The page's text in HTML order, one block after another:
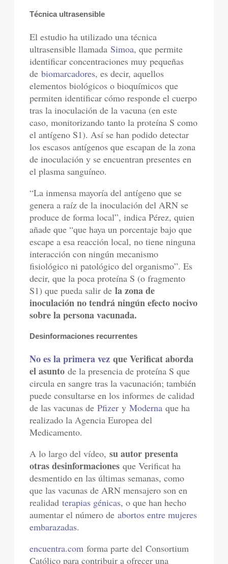
Técnica ultrasensible
El estudio ha utilizado una técnica
ultrasensible llamada Simoa, que permite
identificar concentraciones muy pequeñas
debiomarcadores, es decir, aquellos
elementos biológicos o bioquímicos que
permiten identificar cómo responde el cuerpo
tras la inoculación de la vacuna (en este
caso, monitorizando tanto la proteína S como
el antígeno S1). Así se han podido detectar
los escasos antígenos que escapan de la zona
de inoculación y se encuentran presentes en
el plasma sanguíneo.
“La inmensa mayoría del antígeno que se
genera a raíz de la inoculación del ARN se
produce de forma local”, indica Pérez, quien
añade que “que haya un porcentaje bajo que
escape a esa reacción local, no tiene ninguna
interacción con ningún mecanismo
fisiológico ni patológico del organismo”. Es
decir, que la poca proteína S (o fragmento
S1) que pueda salir dela zona de
inoculación no tendrá ningún efecto nocivo
sobre la persona vacunada.
Desinformaciones recurrentes
No es la primera vez que Verificat aborda
el asunto de la presencia de proteína S que
circula en sangre tras la vacunación; también
puede consultarse en los informes de calidad
de las vacunas dePfizer yModerna que ha
realizado la Agencia Europea del
Medicamento.
A lo largo del vídeo, su autor presenta
otras desinformacionesque Verificat ha
desmentido en las últimas semanas, como
que las vacunas de ARN mensajero son en
realidadterapias génicas, o que han hecho
aumentar el número deabortos entre mujeres
embarazadas.
encuentra.com forma parte del Consortium
Católico para contribuir a ofrecer una